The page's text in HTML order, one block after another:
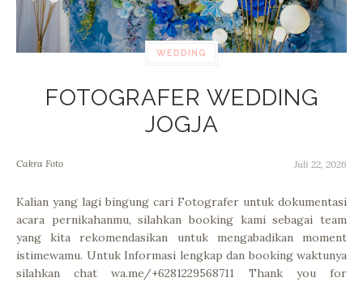
WEDDING
FOTOGRAFER WEDDING
JOGJA
Cakra Foto Juli 22, 2026
Kalian yang lagi bingung cari Fotografer untuk dokumentasi
acara pernikahanmu, silahkan booking kami sebagai team
yang kita rekomendasikan untuk mengabadikan moment
istimewamu. Untuk Informasi lengkap dan booking waktunya
silahkan chat wa.me/+6281229568711 Thank you for